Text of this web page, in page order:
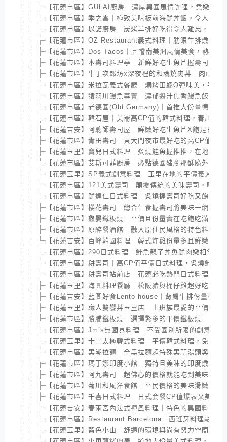
【花蓮市區】GULAI廚房｜濃厚異國風情咖哩，柔嫩羊膝
【花蓮市區】季之雲｜極致美味板前海鮮丼飯，令人味蕾
【花蓮市區】以諾廚房｜炭烤羊排好吃得令人難忘，私房
【花蓮市區】OZ Restaurant義式料理｜肋眼牛排燉飯色
【花蓮市區】Dos Tacos｜品嚐南美洲風情美食，熱情道
【花蓮市區】本壽司料理亭｜新鮮好吃生魚片握壽司，
【花蓮市區】牛丁次郎坊x深夜裡的和魂燒肉丼｜肉山堆
【花蓮市區】米拉瓦義式餐廳｜焗烤田螺Q彈味美，平價
【花蓮市區】猿羽川鰻魚專賣｜濃郁醬汁焦香鰻魚飯，頗
【花蓮市區】老德國(Old Germany)｜首推大份量德國豬
【花蓮市區】韓石屋｜美崙高CP值的韓式料理，春川辣
【花蓮吉安】阿聰師壽司屋｜鮮嫩好吃生魚片X飽足日式
【花蓮市區】青田壽司｜東大門夜市最好吃的高CP值日
【花蓮玉里】寶兒日式料理｜炙燒鮭魚握推推，在地人私
【花蓮市區】艾斯可菲廚房｜必點德國豬腳那酥脆外皮
【花蓮玉里】SP義式創意料理｜玉里在地的平價義大利
【花蓮市區】121美式壽司｜顛覆傳統的美味壽司，味道
【花蓮市區】鮮達仁日式料理｜炙燒握壽司好吃又飽滿，
【花蓮市區】櫻花壽司｜總合生食握壽司將美味一網打
【花蓮市區】鱻晏鐵板燒｜平價且份量實在吃飽吃滿，飯
【花蓮市區】原醉餐酒館｜融入原住民風格的特色料理
【花蓮吉安】百峰韓國料理｜韓式炸雞份量多且鮮嫩多
【花蓮市區】290日式料理｜鮭魚親子丼魚鮮肉嫩相當好
【花蓮市區】耕壽司｜高CP值平價日式料理，炙燒鮭魚
【花蓮市區】耕壽司站前店｜花蓮必吃熱門日式料理，
【花蓮玉里】海圓料理餐廳｜松阪豬與桶仔雞超好吃，
【花蓮吉安】藍圖好食Lento house｜背肩牛排份量多又
【花蓮玉里】職人雙饗丼玉里店｜上班族最愛的平價丼
【花蓮市區】勝脯鐵板燒｜選擇繁多的平價鐵板燒｜近東
【花蓮市區】Jm’s無國界料理｜不受國別所限的創意料
【花蓮玉里】十二太極韓式料理｜平價韓式料理，免費暢
【花蓮市區】黑潮拉麵｜全黑拉麵超特殊黑蒜湯頭與美味
【花蓮市區】瑪丁娜印度小館｜獨特且美味的印度燉飯及
【花蓮市區】阿九壽司｜超佛心的價格就能吃到美味又具
【花蓮市區】菊川和風洋食館｜平民價格的美味滑嫩蛋包
【花蓮市區】千喜日式料理｜日式套餐CP值爆表又美味
【花蓮吉安】春雨宮內法式禪風料理｜特色的異國料理
【花蓮市區】Restaurant Barcelona｜西班牙料理融合
【花蓮玉里】藍色小山｜舒適的環境與尚有努力空間的料